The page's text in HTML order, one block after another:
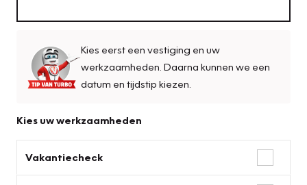
Kies eerst een vestiging en uw
werkzaamheden. Daarna kunnen we een
datum en tijdstip kiezen.
Kies uw werkzaamheden
Vakantiecheck